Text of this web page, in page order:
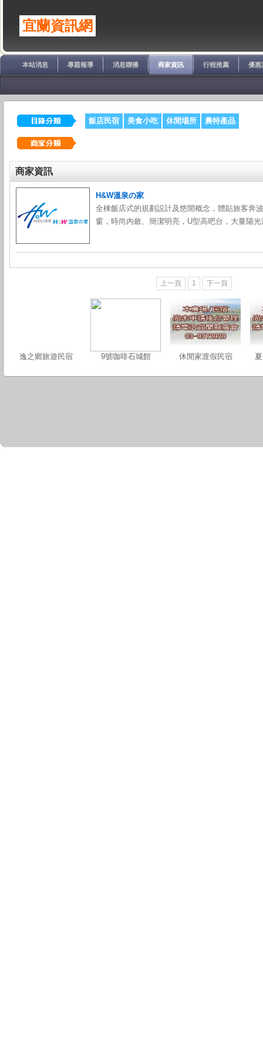
宜蘭資訊網
本站消息 專題報導 消息聯播 商家資訊 行程推薦 優惠
飯店民宿 美食小吃 休閒場所 農特產品
商家資訊
H&W溫泉の家
全棟飯店式的規劃設計及悠閒概念，體貼旅客奔
窗，時尚內斂、簡潔明亮，U型高吧台，大量陽
上一頁 1 下一頁
逸之鄉旅遊民宿 9號咖啡石城館 休閒家渡假民宿